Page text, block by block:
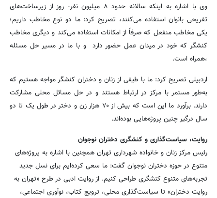
وی با اشاره به اینکه سالانه حدود ۸ میلیون نفر- روز از زیرساخت‌های
تفریحی بانوان استفاده می‌کنند، تصریح کرد: ما دو نوع مخاطب داریم؛
یکی مخاطب منفعل که صرفاً از امکانات استفاده می‌کند و دیگری مخاطب
کنشگر که خود در میدان عمل حضور دارد و با ما در مسیر حل مسئله
،همراه است.
اردبیلی تصریح کرد: ما با طیفی از زنان و دختران کنشگر مواجه هستیم که
به‌طور مستمر با مرکز در ارتباط‌ هستند و در حل مسائل محلی مشارکت
دارند. برآورد ما این است که بیش از ۷۰ هزار زن و دختر در طول یک تا دو
سال درگیر چنین پروژه‌هایی بوده‌اند.
روایت، سیاست‌گذاری و کنشگری دختران نوجوان
رئیس مرکز زنان و خانواده شهرداری تهران همچنین با اشاره به پروژه‌های
متنوع در حوزه دختران نوجوان گفت: ما سعی کرده‌ایم برای نسل جدید
تجربه‌های متنوع کنشگری طراحی کنیم. از روایت ادبی در طرح «تهران به
روایت دختران» تا سیاست‌گذاری محلی، ترویج کتاب، نوآوری اجتماعی،